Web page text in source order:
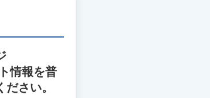
情報を普
さい。